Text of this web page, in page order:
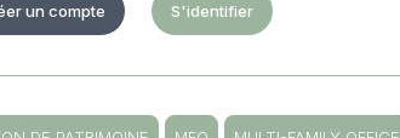
un compte S'identifier